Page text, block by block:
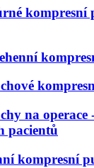
kompresní
na operace
pacientů
kompresní